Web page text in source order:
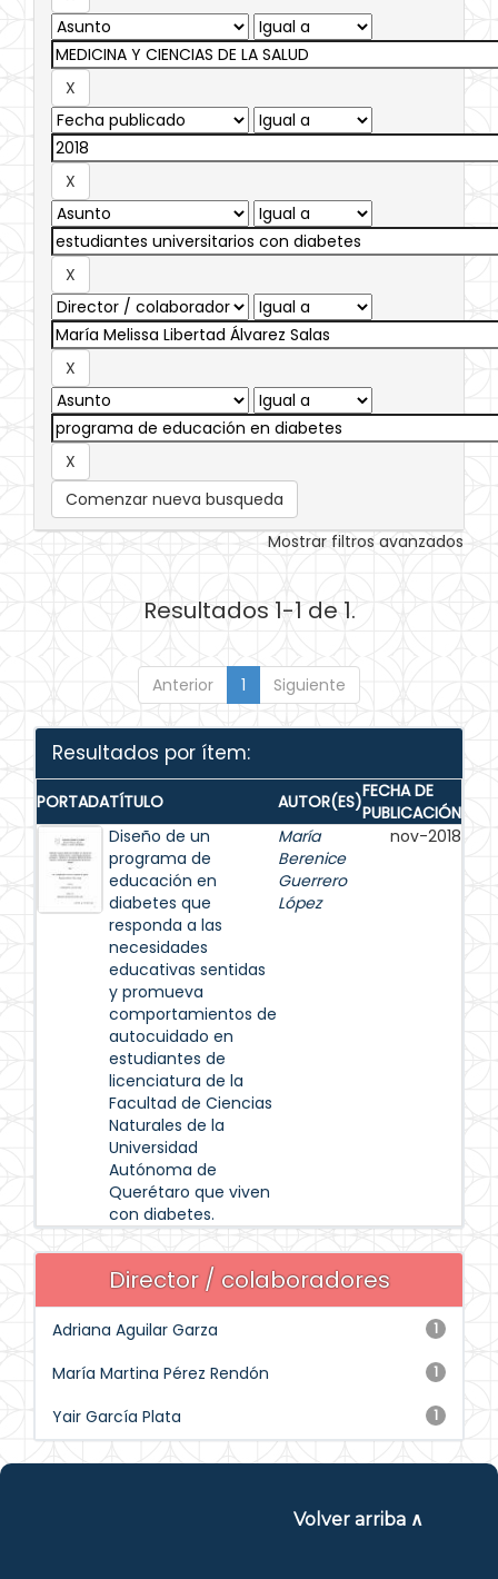
Comenzar nueva busqueda
Mostrar filtros avanzados
Resultados 1-1 de 1.
Anterior 1 Siguiente
Resultados por ítem:
PORTADATÍTULO AUTOR(ES)FECHA DE
PUBLICACIÓN
Diseño de un
programa de
educación en
diabetes que
responda a las
necesidades
educativas sentidas
y promueva
comportamientos de
autocuidado en
estudiantes de
licenciatura de la
Facultad de Ciencias
Naturales de la
Universidad
Autónoma de
Querétaro que viven
con diabetes.
María
Berenice
Guerrero
López
nov-2018
Director / colaboradores
1
Adriana Aguilar Garza
1
María Martina Pérez Rendón
1
Yair García Plata
Volver arriba ∧